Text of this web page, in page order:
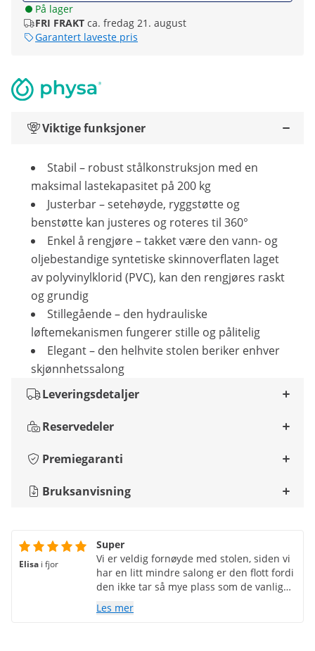
På lager
FRI FRAKT ca. fredag 21. august
Garantert laveste pris
Viktige funksjoner
Stabil – robust stålkonstruksjon med en
maksimal lastekapasitet på 200 kg
Justerbar – setehøyde, ryggstøtte og
benstøtte kan justeres og roteres til 360°
Enkel å rengjøre – takket være den vann- og
oljebestandige syntetiske skinnoverflaten laget
av polyvinylklorid (PVC), kan den rengjøres raskt
og grundig
Stillegående – den hydrauliske
løftemekanismen fungerer stille og pålitelig
Elegant – den helhvite stolen beriker enhver
skjønnhetssalong
Leveringsdetaljer
Reservedeler
Premiegaranti
Bruksanvisning
Elisa i fjor
Super
Vi er veldig fornøyde med stolen, siden vi
har en litt mindre salong er den flott fordi
den ikke tar så mye plass som de vanlige
Les mer